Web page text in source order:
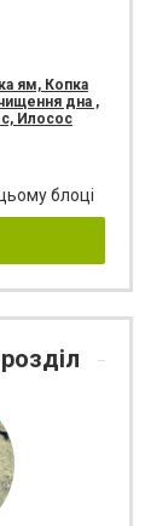
ям, Копка
дна ,
Илосос
блоці